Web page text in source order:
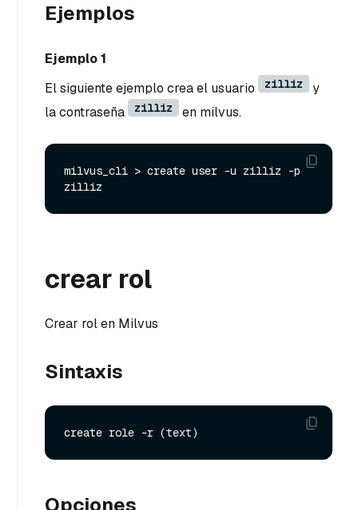
Ejemplos
Ejemplo 1
El siguiente ejemplo crea el usuario
zilliz
y
la contraseña
zilliz en milvus.
milvus_cli > create user -u zilliz -p
crear rol
Crear rol en Milvus
Sintaxis
Opciones